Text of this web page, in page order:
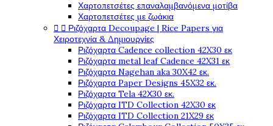
Χαρτοπετσέτες επαναλαμβανόμενα μοτίβα
Χαρτοπετσέτες με ζωάκια
  Ριζόχαρτα Decoupage | Rice Papers για
Χειροτεχνία & Δημιουργίες
Ριζόχαρτα Cadence collection 42X30 εκ
Ριζόχαρτα metal leaf Cadence 42X31 εκ
Ριζόχαρτα Nagehan aka 30X42 εκ.
Ριζόχαρτα Paper Designs 45X32 εκ.
Ριζόχαρτα Tela 42Χ30 εκ.
Ριζόχαρτα ITD Collection 42X30 εκ
Ριζόχαρτα ITD Collection 21X29 εκ